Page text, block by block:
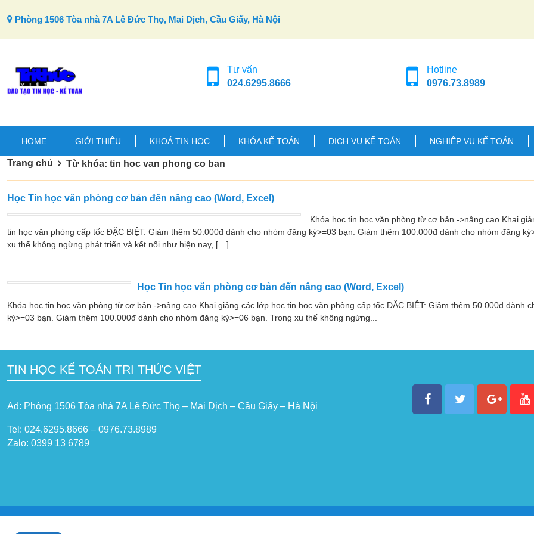
Phòng 1506 Tòa nhà 7A Lê Đức Thọ, Mai Dịch, Cầu Giấy, Hà Nội
Tư vấn
024.6295.8666
Hotline
0976.73.8989
HOME GIỚI THIỆU KHOÁ TIN HỌC KHÓA KẾ TOÁN DỊCH VỤ KẾ TOÁN NGHIỆP VỤ KẾ TOÁN
Trang chủ Từ khóa: tin hoc van phong co ban
Học Tin học văn phòng cơ bản đến nâng cao (Word, Excel)
Khóa học tin học văn phòng từ cơ bản ->nâng cao Khai
tin học văn phòng cấp tốc ĐẶC BIỆT: Giảm thêm 50.000đ dành cho nhóm đăng ký>=03 bạn. Giảm thêm 100.000đ dành cho nhóm đăng
xu thế không ngừng phát triển và kết nối như hiện nay, […]
Học Tin học văn phòng cơ bản đến nâng cao (Word, Excel)
Khóa học tin học văn phòng từ cơ bản ->nâng cao Khai giảng các lớp học tin học văn phòng cấp tốc ĐẶC BIỆT: Giảm thêm 50.000đ dành
ký>=03 bạn. Giảm thêm 100.000đ dành cho nhóm đăng ký>=06 bạn. Trong xu thế không ngừng...
TIN HỌC KẾ TOÁN TRI THỨC VIỆT
Ad: Phòng 1506 Tòa nhà 7A Lê Đức Thọ – Mai Dịch – Cầu Giấy – Hà Nội
Tel: 024.6295.8666 – 0976.73.8989
Zalo: 0399 13 6789